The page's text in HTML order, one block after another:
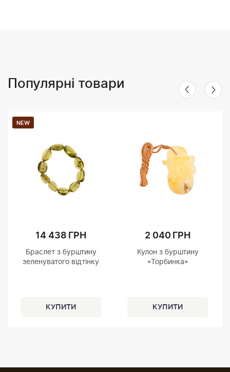
Популярні товари
NEW
14 438 ГРН
Браслет з бурштину
зеленуватого відтінку
2 040 ГРН
Кулон з бурштину
«Торбинка»